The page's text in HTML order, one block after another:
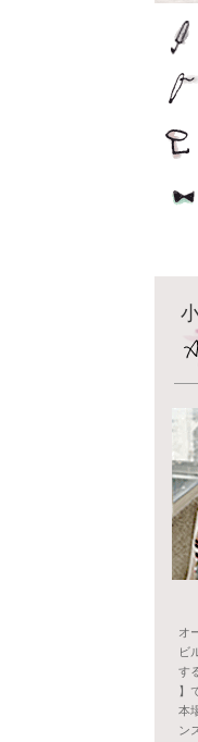
オ
ビ
す
】
本
ン